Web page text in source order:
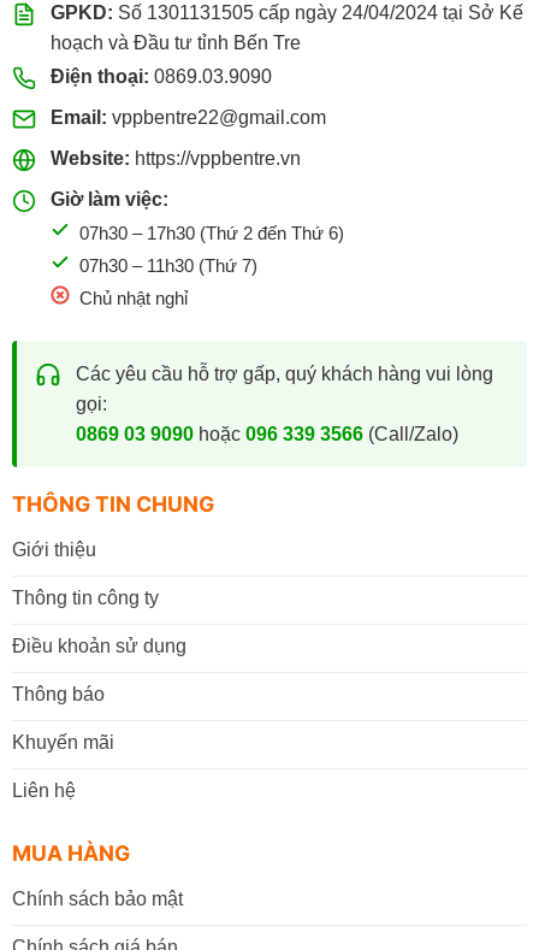
GPKD: Số 1301131505 cấp ngày 24/04/2024 tại Sở Kế
hoạch và Đầu tư tỉnh Bến Tre
Điện thoại: 0869.03.9090
Email: vppbentre22@gmail.com
Website: https://vppbentre.vn
Giờ làm việc:
07h30 – 17h30 (Thứ 2 đến Thứ 6)
07h30 – 11h30 (Thứ 7)
Chủ nhật nghỉ
Các yêu cầu hỗ trợ gấp, quý khách hàng vui lòng
gọi:
0869 03 9090hoặc 096 339 3566(Call/Zalo)
THÔNG TIN CHUNG
Giới thiệu
Thông tin công ty
Điều khoản sử dụng
Thông báo
Khuyến mãi
Liên hệ
MUA HÀNG
Chính sách bảo mật